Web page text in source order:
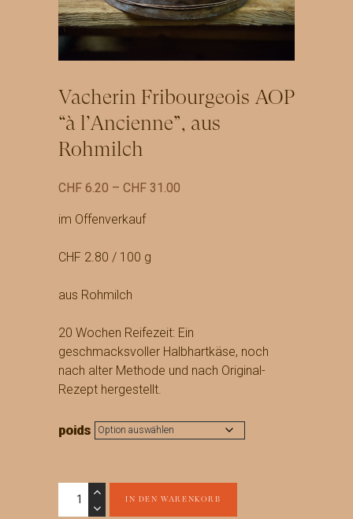
Vacherin Fribourgeois AOP
“à l’Ancienne”, aus
Rohmilch
CHF 6.20 – CHF 31.00
im Offenverkauf
CHF 2.80 / 100 g
aus Rohmilch
20 Wochen Reifezeit: Ein
geschmacksvoller Halbhartkäse, noch
nach alter Methode und nach Original-
Rezept hergestellt.
poids
Vacherin
Fribourgeois
IN DEN WARENKORB